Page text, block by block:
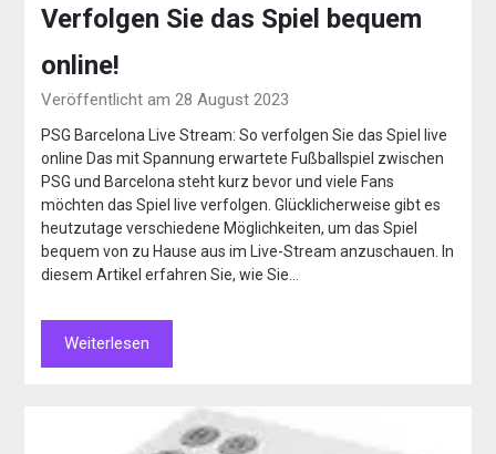
Verfolgen Sie das Spiel bequem
online!
Veröffentlicht am 28 August 2023
PSG Barcelona Live Stream: So verfolgen Sie das Spiel live
online Das mit Spannung erwartete Fußballspiel zwischen
PSG und Barcelona steht kurz bevor und viele Fans
möchten das Spiel live verfolgen. Glücklicherweise gibt es
heutzutage verschiedene Möglichkeiten, um das Spiel
bequem von zu Hause aus im Live-Stream anzuschauen. In
diesem Artikel erfahren Sie, wie Sie…
Weiterlesen